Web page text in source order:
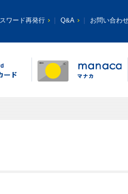
ワード再発行 Q&A お問い合わ